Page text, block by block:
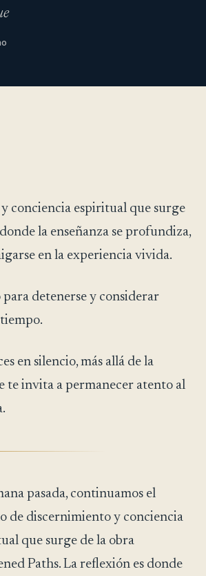
conciencia espiritual que surge
la enseñanza se profundiza,
en la experiencia vivida.
detenerse y considerar
en silencio, más allá de la
te invita a permanecer atento al
pasada, continuamos el
de discernimiento y conciencia
que surge de la obra
Paths. La reflexión es donde